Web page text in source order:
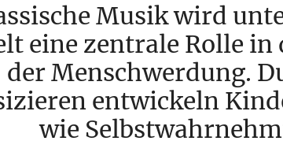
Musik wird
eine zentrale Rolle in
der Menschwerdung.
entwickeln
wie